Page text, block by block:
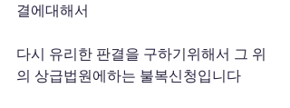
결에대해서
다시 유리한 판결을 구하기위해서 그 위
의 상급법원에하는 불복신청입니다